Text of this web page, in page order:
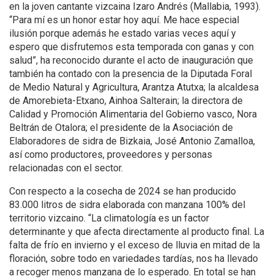
en la joven cantante vizcaina Izaro Andrés (Mallabia, 1993).
“Para mí es un honor estar hoy aquí. Me hace especial
ilusión porque además he estado varias veces aquí y
espero que disfrutemos esta temporada con ganas y con
salud”, ha reconocido durante el acto de inauguración que
también ha contado con la presencia de la Diputada Foral
de Medio Natural y Agricultura, Arantza Atutxa; la alcaldesa
de Amorebieta-Etxano, Ainhoa Salterain; la directora de
Calidad y Promoción Alimentaria del Gobierno vasco, Nora
Beltrán de Otalora; el presidente de la Asociación de
Elaboradores de sidra de Bizkaia, José Antonio Zamalloa,
así como productores, proveedores y personas
relacionadas con el sector.
Con respecto a la cosecha de 2024 se han producido
83.000 litros de sidra elaborada con manzana 100% del
territorio vizcaino. “La climatología es un factor
determinante y que afecta directamente al producto final. La
falta de frío en invierno y el exceso de lluvia en mitad de la
floración, sobre todo en variedades tardías, nos ha llevado
a recoger menos manzana de lo esperado. En total se han